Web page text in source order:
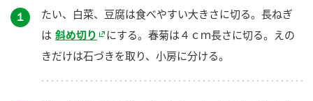
１
たい、白菜、豆腐は食べやすい大きさに切る。長ねぎ
は 斜め切り
にする。春菊は４ｃｍ長さに切る。えの
きだけは石づきを取り、小房に分ける。